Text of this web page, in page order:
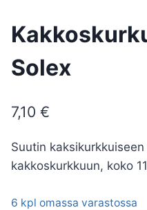
Solex
7,10 €
Suutin
kakkoskurkkuun, koko
6 kpl omassa varastossa